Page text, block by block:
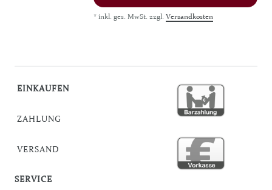
* inkl. ges. MwSt. zzgl. Versandkosten
EINKAUFEN
ZAHLUNG
VERSAND
SERVICE